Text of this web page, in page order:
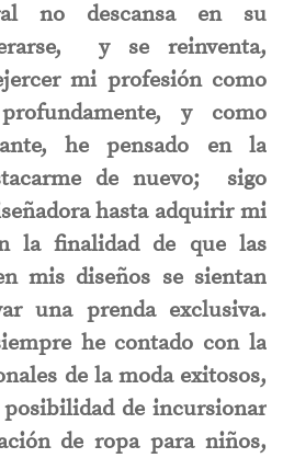
no descansa en su
y se reinventa,
mi profesión como
y como
he pensado en la
de nuevo; sigo
hasta adquirir mi
la finalidad de que las
mis diseños se sientan
una prenda exclusiva.
he contado con la
de la moda exitosos,
de incursionar
de ropa para niños,